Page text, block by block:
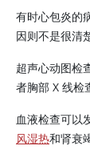
有时心包炎的
因则不是很清
超声心动图检
者胸部 X 线检
血液检查可以
风湿热和肾衰